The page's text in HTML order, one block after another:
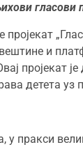
гласови
пројекат
и
пројекат
детета уз
у пракси